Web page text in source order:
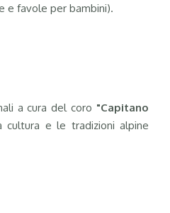
e favole per bambini).
a cura del coro "Capitano
cultura e le tradizioni alpine